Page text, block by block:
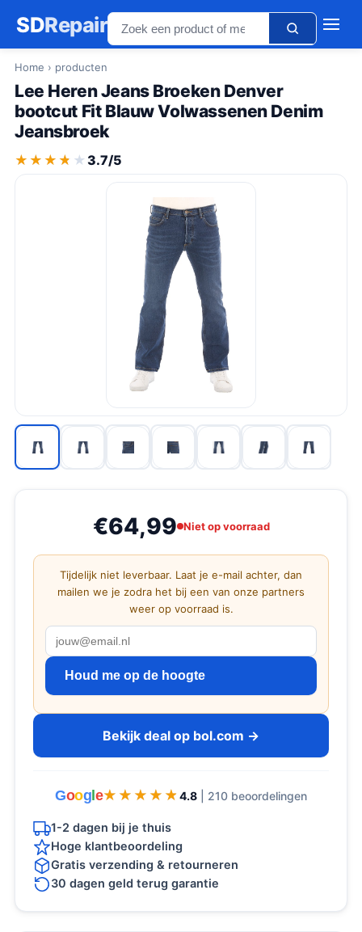
SDRepair
Home › producten
Lee Heren Jeans Broeken Denver
bootcut Fit Blauw Volwassenen Denim
Jeansbroek
★★★★★
★★★★★ 3.7/5
€64,99 Niet op voorraad
Tijdelijk niet leverbaar. Laat je e-mail achter, dan
mailen we je zodra het bij een van onze partners
weer op voorraad is.
Houd me op de hoogte
Bekijk deal op bol.com →
Goog e★★★★★
★★★★★ 4.8 | 210 beoordelingen
1-2 dagen bij je thuis
Hoge klantbeoordeling
Gratis verzending & retourneren
30 dagen geld terug garantie